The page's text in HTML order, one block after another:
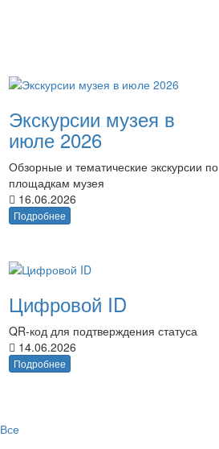
Экскурсии музея в
июле 2026
Обзорные и тематические экскурсии по
площадкам музея
16.06.2026
Подробнее
Цифровой ID
QR-код для подтверждения статуса
14.06.2026
Подробнее
Все